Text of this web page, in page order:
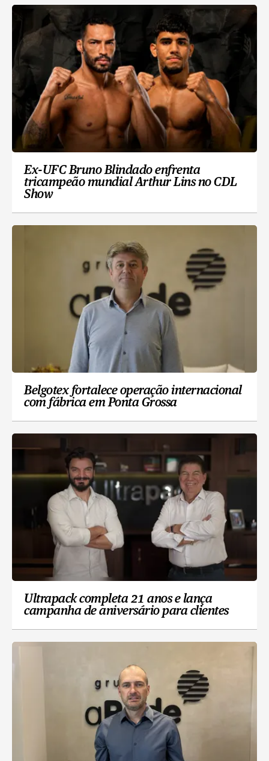
Ex-UFC Bruno Blindado enfrenta
tricampeão mundial Arthur Lins no CDL
Show
Belgotex fortalece operação internacional
com fábrica em Ponta Grossa
Ultrapack completa 21 anos e lança
campanha de aniversário para clientes